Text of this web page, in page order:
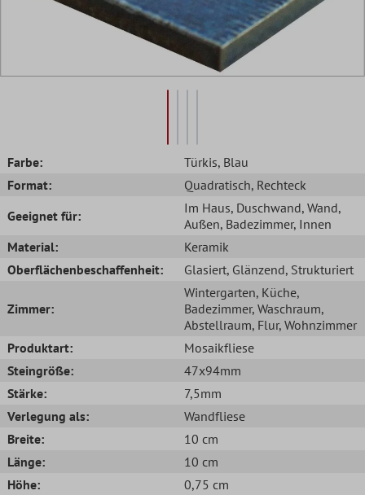
Farbe: Türkis, Blau
Format:
Quadratisch, Rechteck
Geeignet für:
Im Haus, Duschwand, Wand,
Außen, Badezimmer, Innen
Material:
Keramik
Oberflächenbeschaffenheit:
Glasiert, Glänzend, Strukturiert
Zimmer:
Wintergarten, Küche,
Badezimmer, Waschraum,
Abstellraum, Flur, Wohnzimmer
Produktart:
Mosaikfliese
Steingröße:
47x94mm
Stärke:
7,5mm
Verlegung als:
Wandfliese
Breite:
10 cm
Länge:
10 cm
Höhe:
0,75 cm